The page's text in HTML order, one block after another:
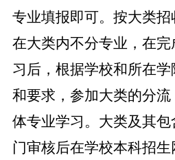
专业填报即可。按大类
在大类内不分专业，在
习后，根据学校和所在
和要求，参加大类的分
体专业学习。大类及其
门审核后在学校本科招生